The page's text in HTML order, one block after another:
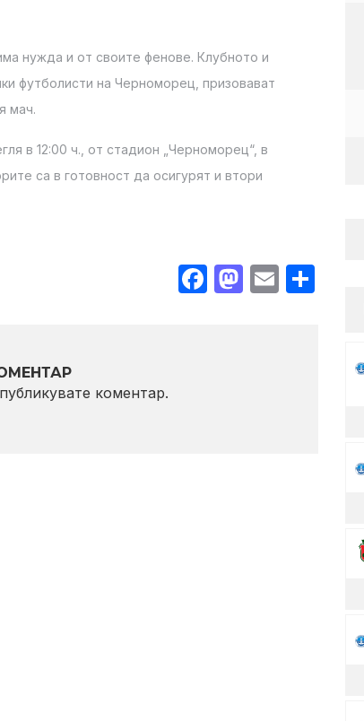
нужда и от своите фенове. Клубното и
футболисти на Черноморец, призовават
мач.
в 12:00 ч., от стадион „Черноморец“, в
са в готовност да осигурят и втори
Facebook
Mastodon
Email
коментар.